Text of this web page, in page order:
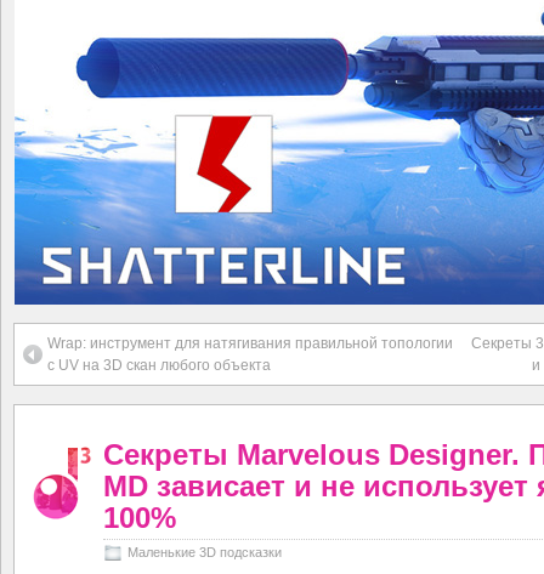
Wrap: инструмент для натягивания правильной топологии
с UV на 3D скан любого объекта
Секреты
и
Секреты Marvelous Designer.
MD зависает и не использует
100%
Маленькие 3D подсказки